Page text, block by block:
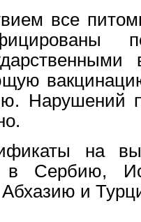
все
Нарушений
на
в Сербию,
и